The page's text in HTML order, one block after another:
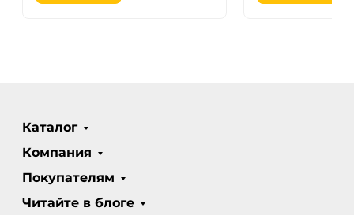
Каталог
Компания
Покупателям
Читайте в блоге